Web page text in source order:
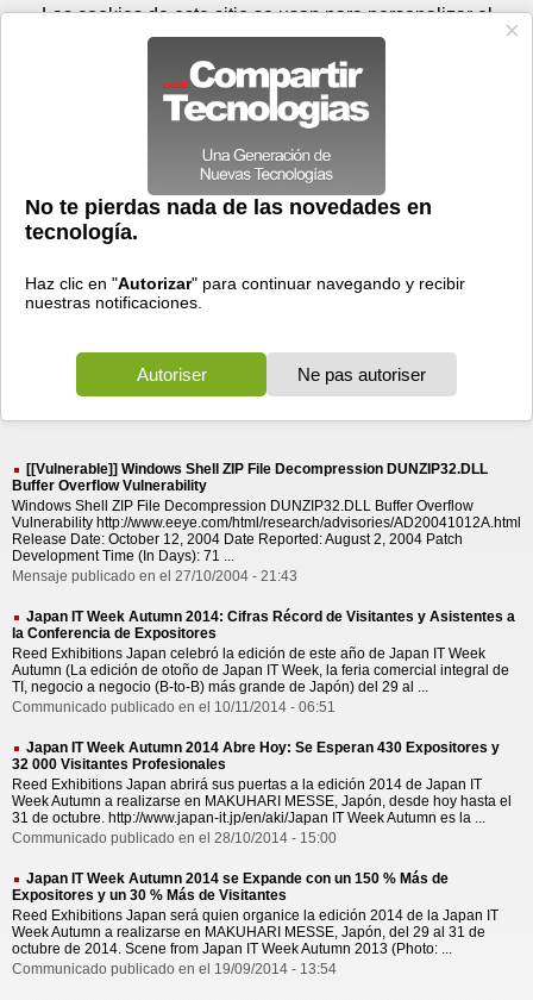
Prensa Videos
japan
277 resultados Ordenar por fecha-Ordenar por pertinencia
[[Vulnerable]] Windows Shell ZIP File Decompression DUNZIP32.DLL
Buffer Overflow Vulnerability
Windows Shell ZIP File Decompression DUNZIP32.DLL Buffer Overflow
Vulnerability http://www.eeye.com/html/research/advisories/AD20041012A.html
Release Date: October 12, 2004 Date Reported: August 2, 2004 Patch
Development Time (In Days): 71 ...
Mensaje publicado en el 27/10/2004 - 21:43
Japan IT Week Autumn 2014: Cifras Récord de Visitantes y Asistentes a
la Conferencia de Expositores
Reed Exhibitions Japan celebró la edición de este año de Japan IT Week
Autumn (La edición de otoño de Japan IT Week, la feria comercial integral de
TI, negocio a negocio (B-to-B) más grande de Japón) del 29 al ...
Communicado publicado en el 10/11/2014 - 06:51
Japan IT Week Autumn 2014 Abre Hoy: Se Esperan 430 Expositores y
32 000 Visitantes Profesionales
Reed Exhibitions Japan abrirá sus puertas a la edición 2014 de Japan IT
Week Autumn a realizarse en MAKUHARI MESSE, Japón, desde hoy hasta el
31 de octubre. http://www.japan-it.jp/en/aki/Japan IT Week Autumn es la ...
Communicado publicado en el 28/10/2014 - 15:00
Japan IT Week Autumn 2014 se Expande con un 150 % Más de
Expositores y un 30 % Más de Visitantes
Reed Exhibitions Japan será quien organice la edición 2014 de la Japan IT
Week Autumn a realizarse en MAKUHARI MESSE, Japón, del 29 al 31 de
octubre de 2014. Scene from Japan IT Week Autumn 2013 (Photo: ...
Communicado publicado en el 19/09/2014 - 13:54
Lunes 10 de agosto - 11:46 Registrar Conectar
Las cookies de este sitio se usan para personalizar el
contenido y los anuncios, para ofrecer funciones de medios
sociales y para analizar el tráfico. Además, compartimos
información sobre el uso que haga del sitio web con nuestros
partners de medios sociales, de publicidad y de análisis
web.
OK